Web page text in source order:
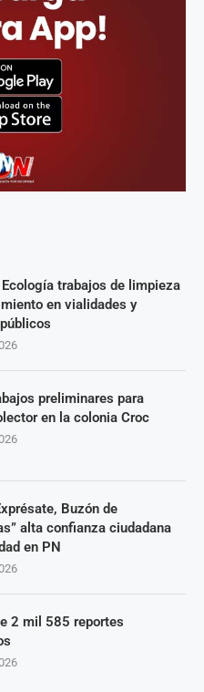
trabajos de limpieza
en vialidades y
preliminares para
en la colonia Croc
Buzón de
alta confianza ciudadana
en PN
2 mil 585 reportes